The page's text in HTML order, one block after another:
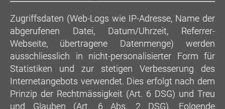
Zugriffsdaten (Web-Logs wie IP-Adresse, Name der
abgerufenen Datei, Datum/Uhrzeit, Referrer-
Webseite, übertragene Datenmenge) werden
ausschliesslich in nicht-personalisierter Form für
Statistiken und zur stetigen Verbesserung des
Internetangebots verwendet. Dies erfolgt nach dem
Prinzip der Rechtmässigkeit (Art. 6 DSG) und Treu
und Glauben (Art. 6 Abs. 2 DSG). Folgende